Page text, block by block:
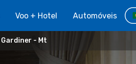
Voo + Hotel Automóveis
Gardiner - Mt